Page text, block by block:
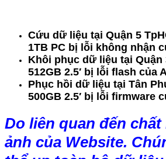
Cứu dữ liệu tại Quận 5
1TB PC bị lỗi không nhận
Khôi phục dữ liệu tại Quận
512GB 2.5′ bị lỗi flash của
Phục hồi dữ liệu tại Tân
500GB 2.5′ bị lỗi firmware
Do liên quan đến
ảnh của Website.